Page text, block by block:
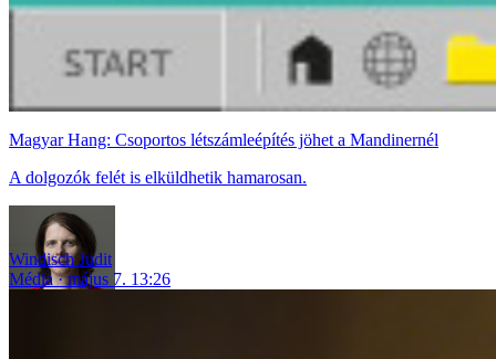
Magyar Hang: Csoportos létszámleépítés jöhet a Mandinernél
A dolgozók felét is elküldhetik hamarosan.
Windisch Judit
Média
május 7. 13:26